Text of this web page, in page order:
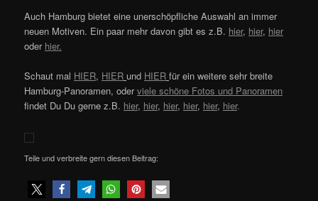
Auch Hamburg bietet eine unerschöpfliche Auswahl an immer
neuen Motiven. Ein paar mehr davon gibt es z.B. hier, hier, hier
oder hier.
Schaut mal HIER, HIER und HIER für ein weitere sehr breite
Hamburg-Panoramen, oderviele schöne Fotos und Panoramen
findet Du Du gerne z.B. hier, hier, hier, hier, hier, hier.
Teile und verbreite gern diesen Beitrag: